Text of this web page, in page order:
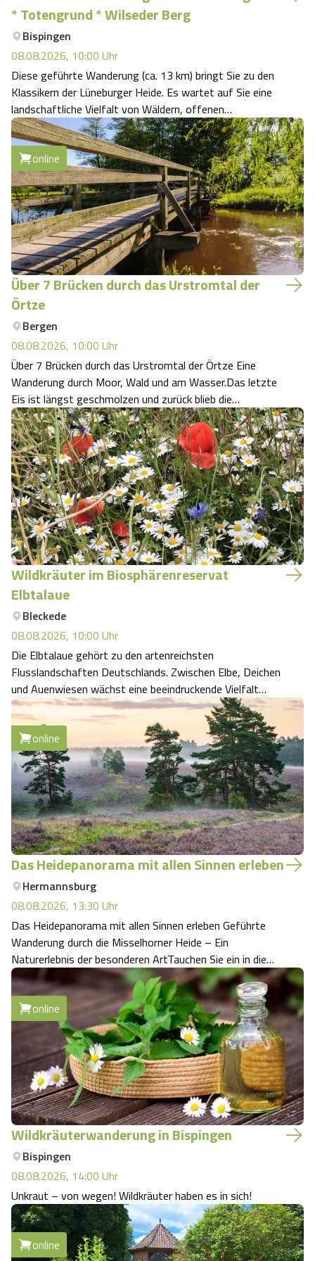
Camping
Urlaub auf dem Bauernhof
Urlaub mit Hund
Last Minute
Anreise
Kataloge
Videos
Kontakt
Reiten
Regionale Küche
Tiere
HeideSpezialitäten
Unterkünfte
Naturhotels
Urlaub auf dem Bauernhof
Landschaftsführungen
Veranstaltungen
Wildpark Lüneburger Heide
Wildpark Schwarze Berge
Otter Zentrum
Wildpark Müden
Snow World Bispingen
Ralf Schumacher Kart & Bowl
Das verrückte Haus
Battle Kart Bispingen
Adventure District Bispingen
Unterkünfte
Ausflugsziele
Veranstaltungen
Shopping Celle
Kulinarisches Celle
Unterkünfte Celle
Veranstaltungen & Führungen Celle
* Totengrund * Wilseder Berg
Bispingen
08.08.2026, 10:00 Uhr
Diese geführte Wanderung (ca. 13 km) bringt Sie zu den
Klassikern der Lüneburger Heide. Es wartet auf Sie eine
landschaftliche Vielfalt von Wäldern, offenen
Landschaften und wunderschönen Aussichten. Entdecken
Sie die von den Eiszeiten geprägte Landschaft mit ihren
großen Findlingen im Steingrund. …
online
Über 7 Brücken durch das Urstromtal der
Örtze
Bergen
08.08.2026, 10:00 Uhr
Über 7 Brücken durch das Urstromtal der Örtze Eine
Wanderung durch Moor, Wald und am Wasser.Das letzte
Eis ist längst geschmolzen und zurück blieb die
traumhafte Landschaft der Lüneburger Heide. Viele
Bäche und kleine Flüsse formten in der Südheide das
Urstromtal der Örtze. Der Heide echtester Flus…
Wildkräuter im Biosphärenreservat
Elbtalaue
Bleckede
08.08.2026, 10:00 Uhr
Die Elbtalaue gehört zu den artenreichsten
Flusslandschaften Deutschlands. Zwischen Elbe, Deichen
und Auenwiesen wächst eine beeindruckende Vielfalt
heimischer Wildpflanzen, die sich an den besonderen
Lebensraum entlang des Flusses angepasst haben.
Genau diese oft übersehenen Schätze stehen b…
online
Das Heidepanorama mit allen Sinnen erleben
Hermannsburg
08.08.2026, 13:30 Uhr
Das Heidepanorama mit allen Sinnen erleben Geführte
Wanderung durch die Misselhorner Heide – Ein
Naturerlebnis der besonderen ArtTauchen Sie ein in die
unberührte Natur der Misselhorner Heide und erleben Sie
eine faszinierende Wanderung durch eines der schönsten
Naturschutzgebiete der Region! Begle…
online
Wildkräuterwanderung in Bispingen
Bispingen
08.08.2026, 14:00 Uhr
Unkraut – von wegen! Wildkräuter haben es in sich!
online